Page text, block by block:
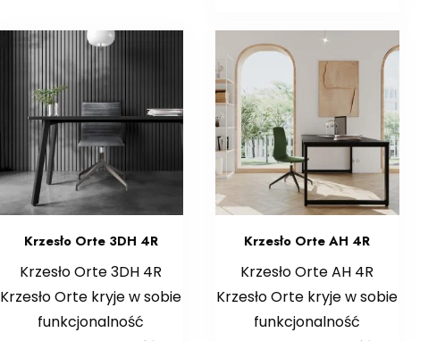
Krzesło Orte 3DH 4R
Krzesło Orte 3DH 4R
Krzesło Orte kryje w sobie
funkcjonalność
Krzesło Orte AH 4R
Krzesło Orte AH 4R
Krzesło Orte kryje w sobie
funkcjonalność